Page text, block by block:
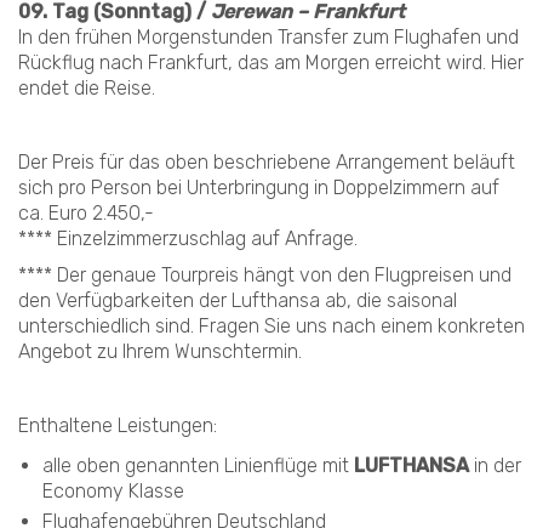
09. Tag (Sonntag) / Jerewan – Frankfurt
In den frühen Morgenstunden Transfer zum Flughafen und
Rückflug nach Frankfurt, das am Morgen erreicht wird. Hier
endet die Reise.
Der Preis für das oben beschriebene Arrangement beläuft
sich pro Person bei Unterbringung in Doppelzimmern auf
ca. Euro 2.450,-
**** Einzelzimmerzuschlag auf Anfrage.
**** Der genaue Tourpreis hängt von den Flugpreisen und
den Verfügbarkeiten der Lufthansa ab, die saisonal
unterschiedlich sind. Fragen Sie uns nach einem konkreten
Angebot zu Ihrem Wunschtermin.
Enthaltene Leistungen:
alle oben genannten Linienflüge mit LUFTHANSA in der
Economy Klasse
Flughafengebühren Deutschland